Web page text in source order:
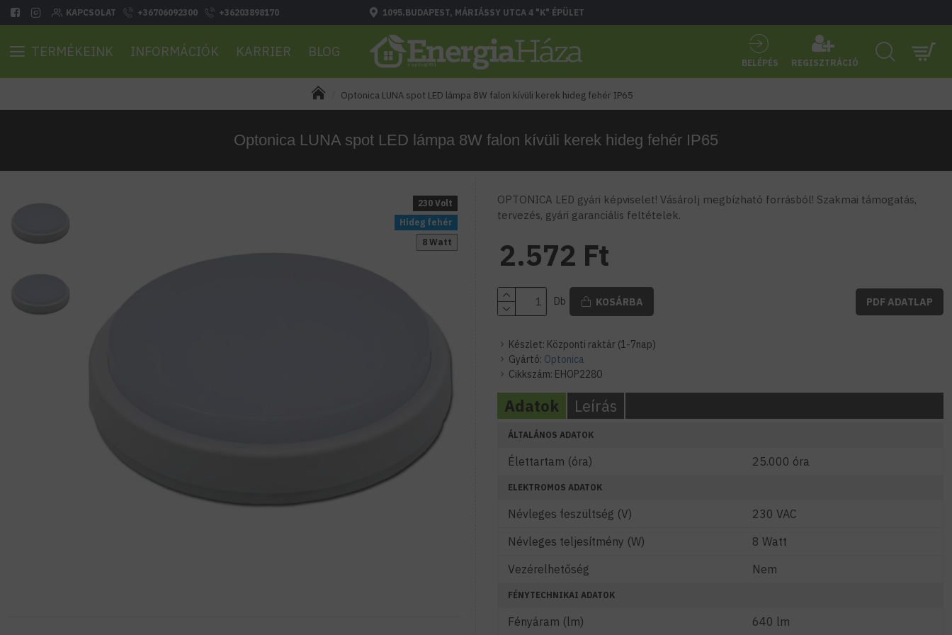
KAPCSOLAT +36706092300 +36203898170 1095.BUDAPEST, MÁRIÁSSY UTCA 4 "K" ÉPÜLET
TERMÉKEINK INFORMÁCIÓK KARRIER BLOG
BELÉPÉS REGISZTRÁCIÓ
Optonica LUNA spot LED lámpa 8W falon kívüli kerek hideg fehér IP65
Optonica LUNA spot LED lámpa 8W falon kívüli kerek hideg fehér IP65
Hideg fehér
8 Watt
230 Volt
OPTONICA LED gyári képviselet! Vásárolj megbízható forrásból! Szakmai támogatás,
tervezés, gyári garanciális feltételek.
Készlet: Központi raktár (1-7nap)
Gyártó: Optonica
Cikkszám: EHOP2280
2.572 Ft
Db KOSÁRBA PDF ADATLAP
Adatok Leírás
ÁLTALÁNOS ADATOK
Élettartam (óra) 25.000 óra
ELEKTROMOS ADATOK
Névleges feszültség (V)
230 VAC
Névleges teljesítmény (W)
8 Watt
Vezérelhetőség
Nem
FÉNYTECHNIKAI ADATOK
Fényáram (lm)
640 lm